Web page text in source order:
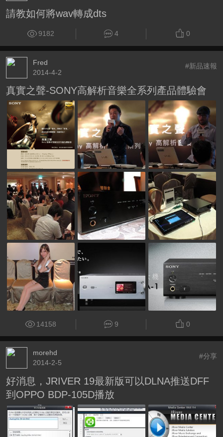
請教如何將wav轉成dts
9182 4 0
Fred
2014-4-2
#新品速報
真實之聲-SONY高解析音樂全系列產品體驗會
14158 9 0
morehd
2014-2-5
#分享
好消息，JRIVER 19最新版可以DLNA推送DFF
到OPPO BDP-105D播放